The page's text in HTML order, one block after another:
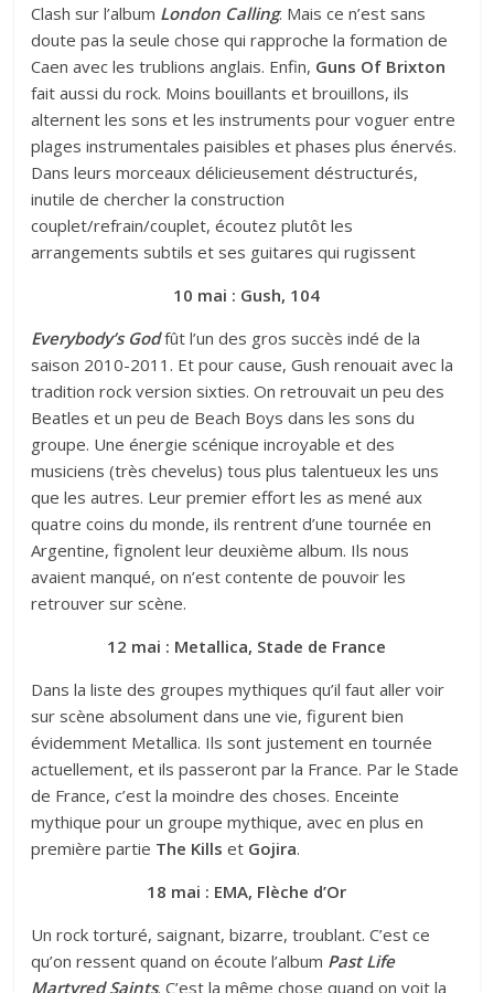
Clash sur l’album London Calling. Mais ce n’est sans
doute pas la seule chose qui rapproche la formation de
Caen avec les trublions anglais. Enfin, Guns Of Brixton
fait aussi du rock. Moins bouillants et brouillons, ils
alternent les sons et les instruments pour voguer entre
plages instrumentales paisibles et phases plus énervés.
Dans leurs morceaux délicieusement déstructurés,
inutile de chercher la construction
couplet/refrain/couplet, écoutez plutôt les
arrangements subtils et ses guitares qui rugissent
10 mai : Gush, 104
Everybody’s Godfût l’un des gros succès indé de la
saison 2010-2011. Et pour cause, Gush renouait avec la
tradition rock version sixties. On retrouvait un peu des
Beatles et un peu de Beach Boys dans les sons du
groupe. Une énergie scénique incroyable et des
musiciens (très chevelus) tous plus talentueux les uns
que les autres. Leur premier effort les as mené aux
quatre coins du monde, ils rentrent d’une tournée en
Argentine, fignolent leur deuxième album. Ils nous
avaient manqué, on n’est contente de pouvoir les
retrouver sur scène.
12 mai : Metallica, Stade de France
Dans la liste des groupes mythiques qu’il faut aller voir
sur scène absolument dans une vie, figurent bien
évidemment Metallica. Ils sont justement en tournée
actuellement, et ils passeront par la France. Par le Stade
de France, c’est la moindre des choses. Enceinte
mythique pour un groupe mythique, avec en plus en
première partie The Kills et Gojira.
18 mai : EMA, Flèche d’Or
Un rock torturé, saignant, bizarre, troublant. C’est ce
qu’on ressent quand on écoute l’album Past Life
Martyred Saints. C’est la même chose quand on voit la